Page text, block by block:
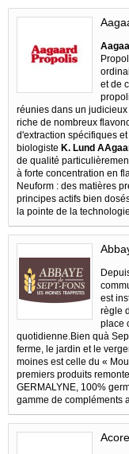
et de
réunies dans un
riche de nombreux
d'extraction spécifiques
biologiste K. Lund
de qualité
à forte concentration en
Neuform : des matières
principes actifs bien
la pointe de la
est
règle
place
quotidienne.Bien quà
ferme, le jardin et le
moines est celle du «
premiers produits
GERMALYNE, 100%
gamme de compléments